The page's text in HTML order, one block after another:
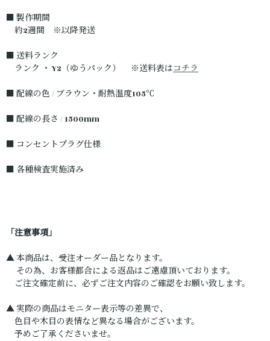
■ 製作期間
約2週間 ※以降発送
■ 送料ランク
ランク ・ Y2（ゆうパック） ※送料表はコチラ
■ 配線の色 / ブラウン・耐熱温度105℃
■ 配線の長さ / 1500mm
■ コンセントプラグ仕様
■ 各種検査実施済み
「注意事項」
▲ 本商品は、受注オーダー品となります。
その為、お客様都合による返品はご遠慮頂いております。
ご注文確定前に、必ずご注文内容のご確認をお願い致します。
▲ 実際の商品はモニター表示等の差異で、
色目や木目の表情など異なる場合がございます。
予めご了承くださいませ。